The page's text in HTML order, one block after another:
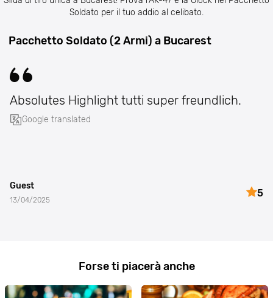
Soldato per il tuo addio al celibato.
Pacchetto Soldato (2 Armi) a Bucarest
Absolutes Highlight tutti super freundlich.
Google translated
Guest
13/04/2025
5
Forse ti piacerà anche